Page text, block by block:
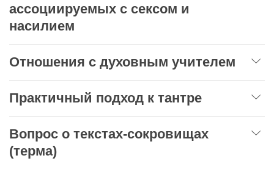
ассоциируемых с сексом и
насилием
Отношения с духовным учителем
Практичный подход к тантре
Вопрос о текстах-сокровищах
(терма)